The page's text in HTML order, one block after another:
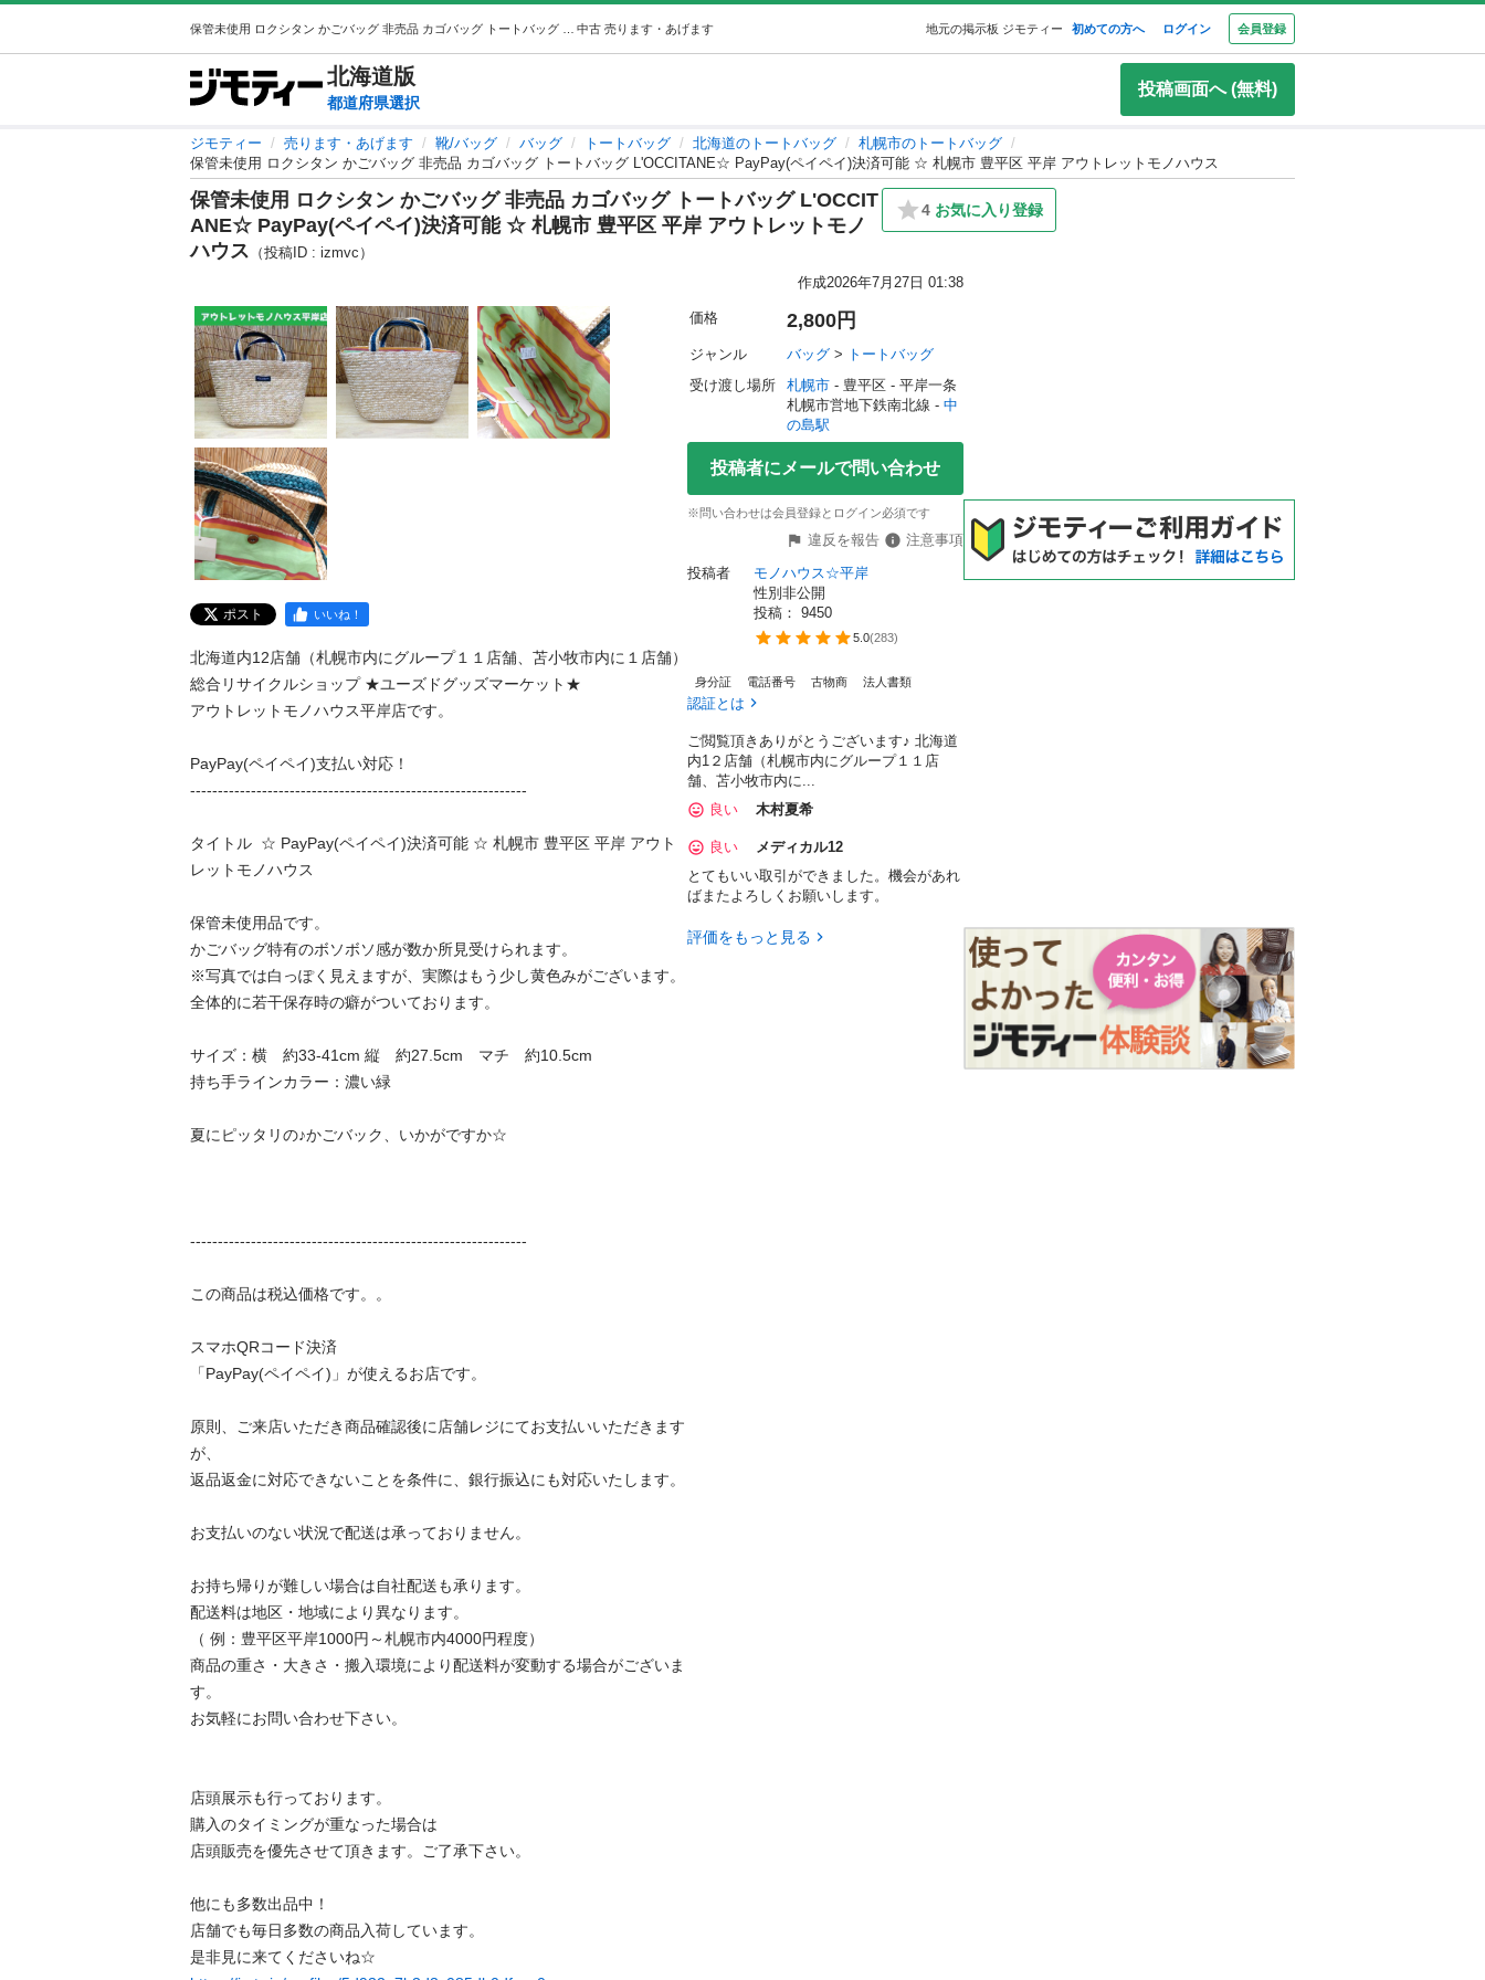
中古 売ります・あげます 地元の掲示板 ジモティー 初めての方へ ログイン 会員登録
北海道版
都道府県選択
投稿画面へ (無料)
ジモティー 売ります・あげます 靴/バッグ バッグ トートバッグ 北海道のトートバッグ
札幌市のトートバッグ
保管未使用 ロクシタン かごバッグ 非売品 カゴバッグ トートバッグ L'OCCITANE☆ PayPay(ペイペイ)決済可能 ☆ 札幌市 豊平区 平岸 アウトレットモノハウス
保管未使用 ロクシタン かごバッグ 非売品 カゴバッグ トートバッグ L'OCCIT
ANE☆ PayPay(ペイペイ)決済可能 ☆ 札幌市 豊平区 平岸 アウトレットモノ
ハウス （投稿ID : izmvc）
4 お気に入り登録
作成2026年7月27日 01:38
ポスト いいね！
北海道内12店舗（札幌市内にグループ１１店舗、苫小牧市内に１店舗）
総合リサイクルショップ ★ユーズドグッズマーケット★
アウトレットモノハウス平岸店です。
PayPay(ペイペイ)支払い対応！
-------------------------------------------------------------
タイトル  ☆ PayPay(ペイペイ)決済可能 ☆ 札幌市 豊平区 平岸 アウト
レットモノハウス
保管未使用品です。
かごバッグ特有のボソボソ感が数か所見受けられます。
※写真では白っぽく見えますが、実際はもう少し黄色みがございます。
全体的に若干保存時の癖がついております。
サイズ：横　約33-41cm 縦　約27.5cm　マチ　約10.5cm
持ち手ラインカラー：濃い緑
夏にピッタリの♪かごバック、いかがですか☆
-------------------------------------------------------------
この商品は税込価格です。。
スマホQRコード決済
「PayPay(ペイペイ)」が使えるお店です。
原則、ご来店いただき商品確認後に店舗レジにてお支払いいただきます
が、
返品返金に対応できないことを条件に、銀行振込にも対応いたします。
お支払いのない状況で配送は承っておりません。
お持ち帰りが難しい場合は自社配送も承ります。
配送料は地区・地域により異なります。
（ 例：豊平区平岸1000円～札幌市内4000円程度）
商品の重さ・大きさ・搬入環境により配送料が変動する場合がございま
す。
お気軽にお問い合わせ下さい。
店頭展示も行っております。
購入のタイミングが重なった場合は
店頭販売を優先させて頂きます。ご了承下さい。
他にも多数出品中！
店舗でも毎日多数の商品入荷しています。
価格 2,800円
ジャンル バッグ > トートバッグ
受け渡し場所
札幌市 - 豊平区 - 平岸一条
札幌市営地下鉄南北線 - 中
の島駅
投稿者にメールで問い合わせ
※問い合わせは会員登録とログイン必須です
違反を報告
注意事項
投稿者
モノハウス☆平岸
性別非公開
投稿： 9450
5.0(283)
身分証 電話番号 古物商 法人書類
認証とは
ご閲覧頂きありがとうございます♪ 北海道
内1２店舗（札幌市内にグループ１１店
舗、苫小牧市内に...
良い
木村夏希
良い
メディカル12
とてもいい取引ができました。機会があれ
ばまたよろしくお願いします。
評価をもっと見る